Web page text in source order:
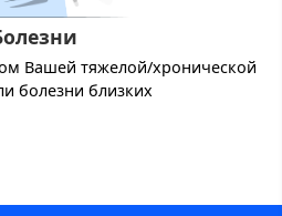
Вашей тяжелой/хронической
болезни близких